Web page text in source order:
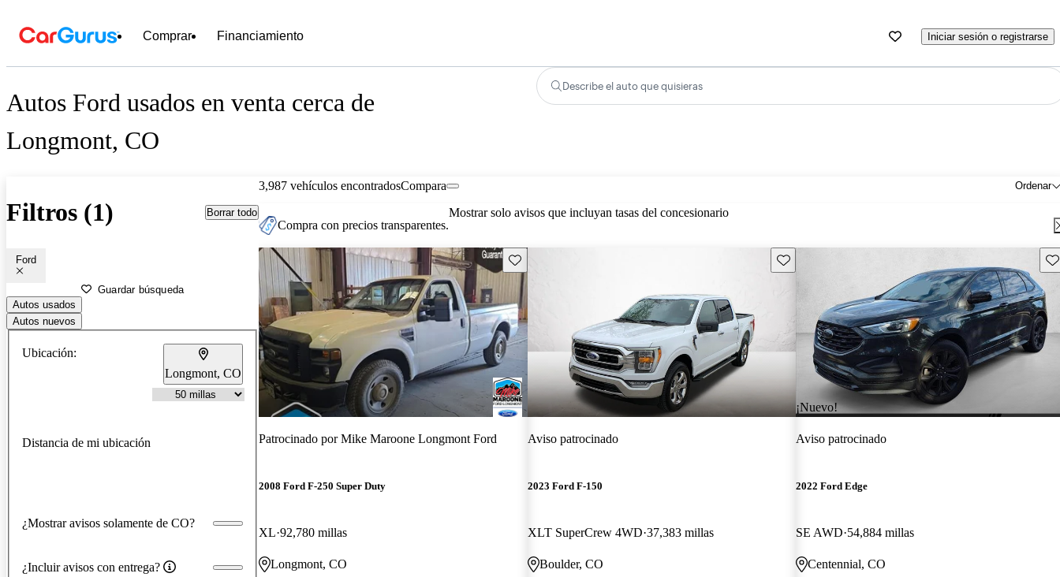
Comprar Financiamiento Iniciar sesión o registrarse
Autos Ford usados en venta cerca de
Longmont, CO
Describe el auto que quisieras
Filtros (1) Borrar todo
Ford
Guardar búsqueda
Autos usados
Autos nuevos
Ubicación:
Longmont, CO
Distancia de mi ubicación
¿Mostrar avisos solamente de CO?
¿Incluir avisos con entrega?
3,987 vehículos encontrados Ordenar
Compara
Compra con precios transparentes.
Mostrar solo avisos que incluyan tasas del concesionario
Guarda este Aviso
Patrocinado porMike Maroone Longmont Ford
2008 Ford F-250 Super Duty
XL 92,780 millas
Longmont, CO
Guarda este Aviso
Aviso patrocinado
2023 Ford F-150
XLT SuperCrew 4WD 37,383 millas
Boulder, CO
¡Nuevo!
Aviso patrocinado
2022 Ford Edge
SE AWD 54,884 millas
Centennial, CO